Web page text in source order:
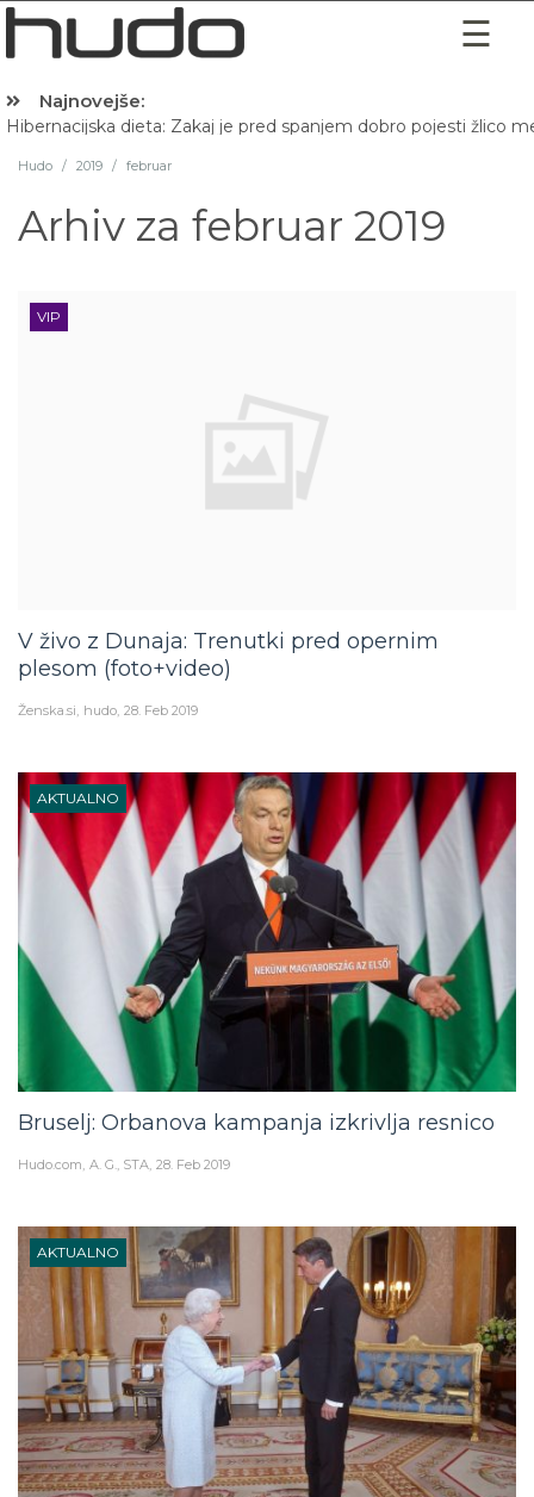
Najnovejše:
Hibernacijska dieta: Zakaj je pred spanjem dobro pojesti žlico
Hudo / 2019 / februar
Arhiv za februar 2019
VIP
V živo z Dunaja: Trenutki pred opernim
plesom (foto+video)
Ženska.si hudo 28. Feb 2019
AKTUALNO
Bruselj: Orbanova kampanja izkrivlja resnico
Hudo.com A. G., STA 28. Feb 2019
AKTUALNO